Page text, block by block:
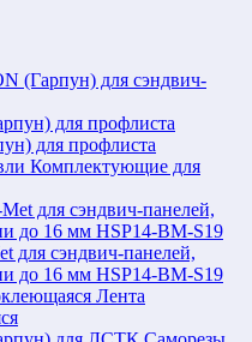
(Гарпун) для сэндвич-
для профлиста
Комплектующие для
для сэндвич-панелей,
до 16 мм HSP14-BM-S19
Лента